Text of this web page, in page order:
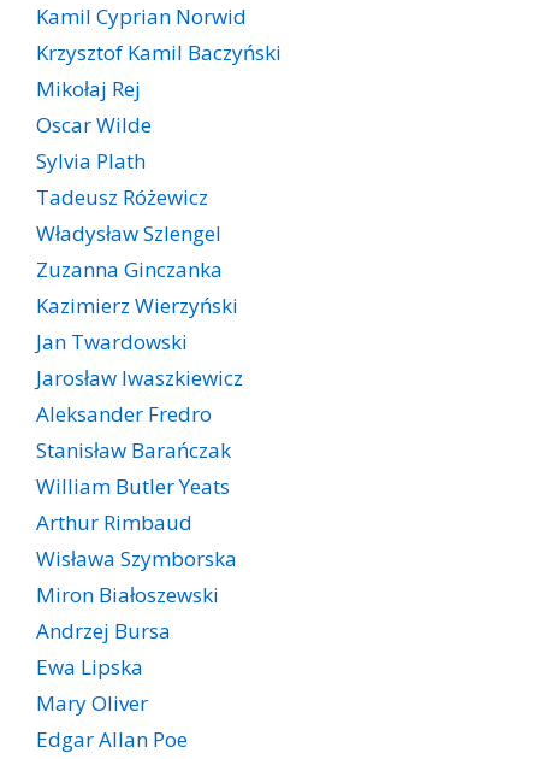
Kamil Cyprian Norwid
Krzysztof Kamil Baczyński
Mikołaj Rej
Oscar Wilde
Sylvia Plath
Tadeusz Różewicz
Władysław Szlengel
Zuzanna Ginczanka
Kazimierz Wierzyński
Jan Twardowski
Jarosław Iwaszkiewicz
Aleksander Fredro
Stanisław Barańczak
William Butler Yeats
Arthur Rimbaud
Wisława Szymborska
Miron Białoszewski
Andrzej Bursa
Ewa Lipska
Mary Oliver
Edgar Allan Poe